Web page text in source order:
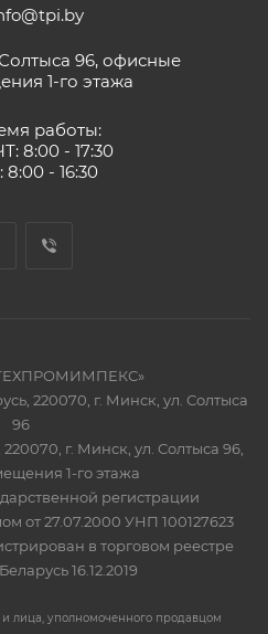
96, офисные
1-го этажа
работы:
8:00 - 17:30
8:00 - 16:30
220070, г. Минск, ул. Солтыса
96
г. Минск, ул. Солтыса 96,
1-го этажа
регистрации
от 27.07.2000 УНП 100127623
в торговом реестре
16.12.2019
лица, уполномоченного продавцом